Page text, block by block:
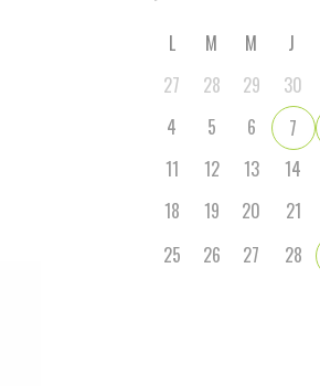
L M M J
27
28 29 30
4
5 6 7
11
12 13 14
18
19 20 21
25
26 27 28